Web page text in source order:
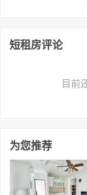
短租房评论
目前
为您推荐